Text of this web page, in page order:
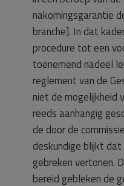
nakomingsgarantie
branche]. In dat
procedure tot een
toenemend nadeel
reglement van de
niet de mogelijkheid
reeds aanhangig
de door de
deskundige blijkt
gebreken vertonen.
bereid gebleken de